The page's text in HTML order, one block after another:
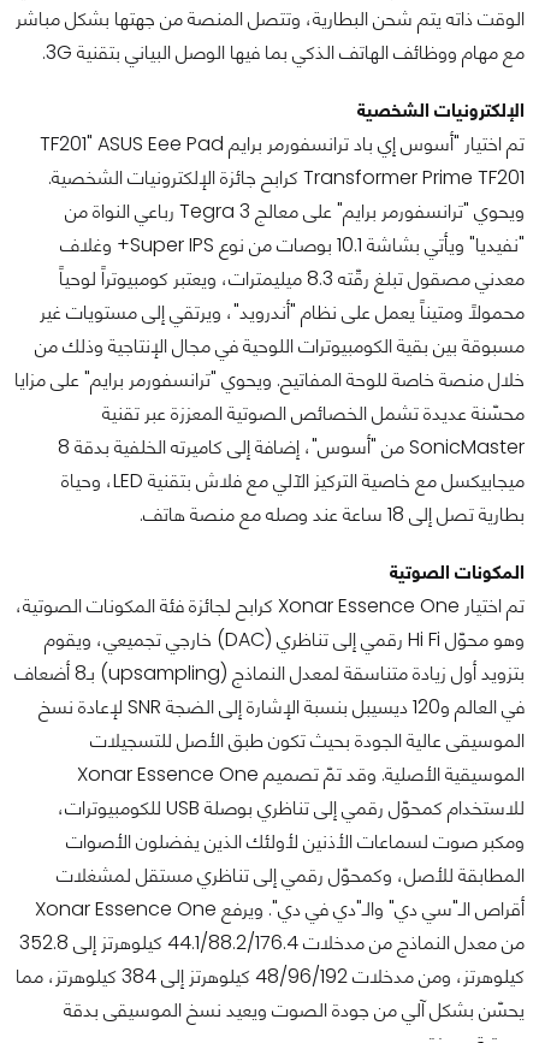
الوقت ذاته يتم شحن البطارية، وتتصل المنصة من جهتها بشكل مباشر
مع مهام ووظائف الهاتف الذكي بما فيها الوصل البياني بتقنية 3G.
الإلكترونيات الشخصية
تم اختيار "أسوس إي باد ترانسفورمر برايم TF201" ASUS Eee Pad
Transformer Prime TF201 كرابح جائزة الإلكترونيات الشخصية.
ويحوي "ترانسفورمر برايم" على معالج Tegra 3 رباعي النواة من
"نفيديا" ويأتي بشاشة 10.1 بوصات من نوع Super IPS+ وغلاف
معدني مصقول تبلغ رقّته 8.3 ميليمترات، ويعتبر كومبيوتراً لوحياً
محمولاً ومتيناً يعمل على نظام "أندرويد"، ويرتقي إلى مستويات غير
مسبوقة بين بقية الكومبيوترات اللوحية في مجال الإنتاجية وذلك من
خلال منصة خاصة للوحة المفاتيح. ويحوي "ترانسفورمر برايم" على مزايا
محسّنة عديدة تشمل الخصائص الصوتية المعززة عبر تقنية
SonicMaster من "أسوس"، إضافة إلى كاميرته الخلفية بدقة 8
ميجابيكسل مع خاصية التركيز الآلي مع فلاش بتقنية LED، وحياة
بطارية تصل إلى 18 ساعة عند وصله مع منصة هاتف.
المكونات الصوتية
تم اختيار Xonar Essence One كرابح لجائزة فئة المكونات الصوتية،
وهو محوّل Hi Fi رقمي إلى تناظري (DAC) خارجي تجميعي، ويقوم
بتزويد أول زيادة متناسقة لمعدل النماذج (upsampling) بـ8 أضعاف
في العالم و120 ديسيبل بنسبة الإشارة إلى الضجة SNR لإعادة نسخ
الموسيقى عالية الجودة بحيث تكون طبق الأصل للتسجيلات
الموسيقية الأصلية. وقد تمّ تصميم Xonar Essence One
للاستخدام كمحوّل رقمي إلى تناظري بوصلة USB للكومبيوترات،
ومكبر صوت لسماعات الأذنين لأولئك الذين يفضلون الأصوات
المطابقة للأصل، وكمحوّل رقمي إلى تناظري مستقل لمشغلات
أقراص الـ"سي دي" والـ"دي في دي". ويرفع Xonar Essence One
من معدل النماذج من مدخلات 44.1/88.2/176.4 كيلوهرتز إلى 352.8
كيلوهرتز، ومن مدخلات 48/96/192 كيلوهرتز إلى 384 كيلوهرتز، مما
يحسّن بشكل آلي من جودة الصوت ويعيد نسخ الموسيقى بدقة